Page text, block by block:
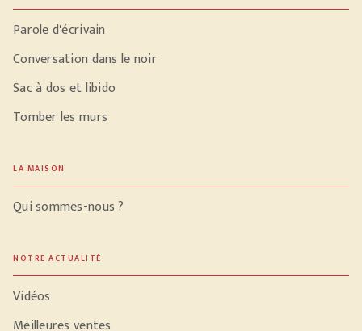
Parole d'écrivain
Conversation dans le noir
Sac à dos et libido
Tomber les murs
LA MAISON
Qui sommes-nous ?
NOTRE ACTUALITÉ
Vidéos
Meilleures ventes